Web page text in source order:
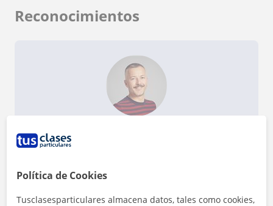
Reconocimientos
Política de Cookies
Tusclasesparticulares almacena datos, tales como cookies,